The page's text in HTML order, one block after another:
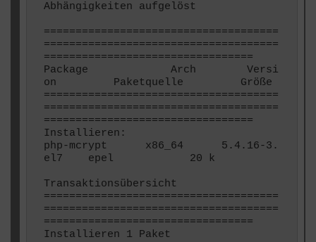
Abhängigkeiten aufgelöst
=====================================
=====================================
=================================
Package             Arch        Versi
on         Paketquelle         Größe
=====================================
=====================================
=================================
Installieren:
php-mcrypt      x86_64      5.4.16-3.
el7    epel            20 k
Transaktionsübersicht
=====================================
=====================================
=================================
Installieren 1 Paket